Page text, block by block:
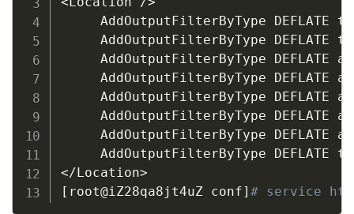
AddOutputFilterByType DEFLATE
AddOutputFilterByType DEFLATE
AddOutputFilterByType DEFLATE
AddOutputFilterByType DEFLATE
AddOutputFilterByType DEFLATE
AddOutputFilterByType DEFLATE
AddOutputFilterByType DEFLATE
</Location>
[ root@iZ28qa8jt4uZ conf] # service